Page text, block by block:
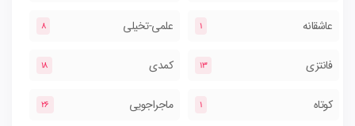
عاشقانه 1 علمی-تخیلی 8
فانتزی 13 کمدی 18
کوتاه 1 ماجراجویی 26